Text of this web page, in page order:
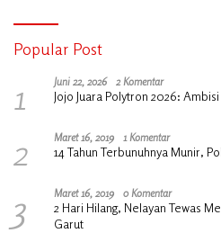
Popular Post
1 Juni 22, 2026 2 Komentar
Jojo Juara Polytron 2026:
2 Maret 16, 2019 1 Komentar
14 Tahun Terbunuhnya Munir,
3 Maret 16, 2019 0 Komentar
2 Hari Hilang, Nelayan Tewas
Garut